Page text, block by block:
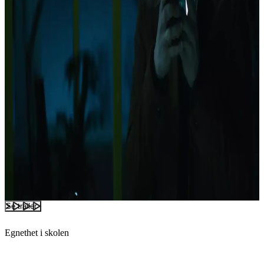
Se trailer
Egnethet i skolen